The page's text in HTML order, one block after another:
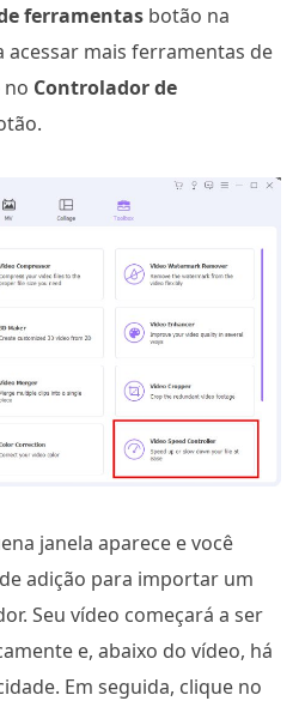
ferramentas botão na
mais ferramentas de
no Controlador de
janela aparece e você
adição para importar um
Seu vídeo começará a ser
e, abaixo do vídeo, há
Em seguida, clique no